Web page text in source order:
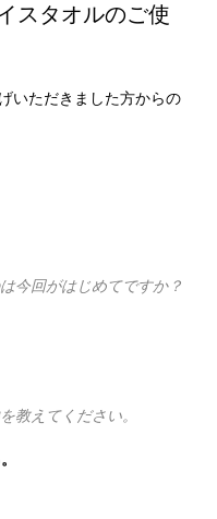
スタオルのご使
いただきました方からの
今回がはじめてですか？
教えてください。